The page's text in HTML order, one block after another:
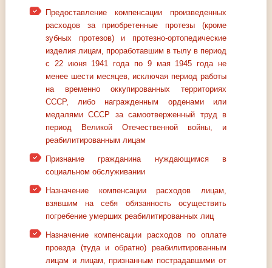
Предоставление компенсации произведенных
расходов за приобретенные протезы (кроме
зубных протезов) и протезно-ортопедические
изделия лицам, проработавшим в тылу в период
с 22 июня 1941 года по 9 мая 1945 года не
менее шести месяцев, исключая период работы
на временно оккупированных территориях
СССР, либо награжденным орденами или
медалями СССР за самоотверженный труд в
период Великой Отечественной войны, и
реабилитированным лицам
Признание гражданина нуждающимся в
социальном обслуживании
Назначение компенсации расходов лицам,
взявшим на себя обязанность осуществить
погребение умерших реабилитированных лиц
Назначение компенсации расходов по оплате
проезда (туда и обратно) реабилитированным
лицам и лицам, признанным пострадавшими от